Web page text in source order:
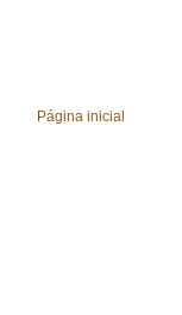
Página inicial